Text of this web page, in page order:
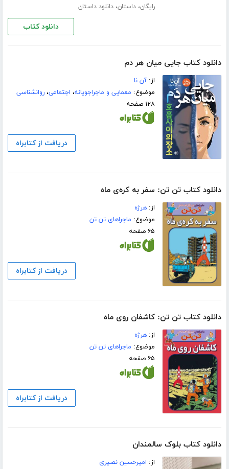
رایگان،داستان،دانلود داستان
دانلود کتاب
دانلود کتاب جایی میان هر دم
از:آن نا
موضوع: معمایی و ماجراجویانه، اجتماعی،روانشناسی
۱۲۸ صفحه
دریافت از کتابراه
دانلود کتاب تن تن: سفر به کره‌ی ماه
از:هرژه
موضوع: ماجراهای تن تن
۶۵ صفحه
دریافت از کتابراه
دانلود کتاب تن تن: کاشفان روی ماه
از:هرژه
موضوع: ماجراهای تن تن
۶۵ صفحه
دریافت از کتابراه
دانلود کتاب بلوک سالمندان
از: امیرحسین نصیری